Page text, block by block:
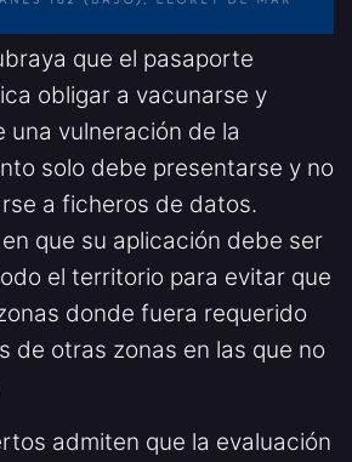
que el pasaporte
obligar a vacunarse y
una vulneración de la
solo debe presentarse y no
a ficheros de datos.
que su aplicación debe ser
el territorio para evitar que
donde fuera requerido
de otras zonas en las que no
admiten que la evaluación